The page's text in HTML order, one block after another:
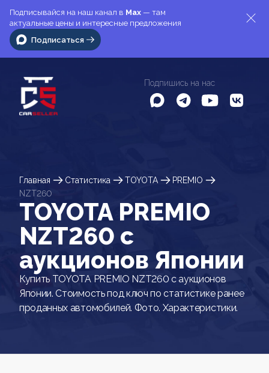
Подписывайся на наш канал в Max — там
актуальные цены и интересные предложения
Подписаться
Подпишись на нас
Главная Статистика TOYOTA
PREMIO
NZT260
TOYOTA PREMIO
NZT260 c
аукционов Японии
Купить TOYOTA PREMIO NZT260 с аукционов
Японии. Стоимость под ключ по статистике ранее
проданных автомобилей. Фото. Характеристики.